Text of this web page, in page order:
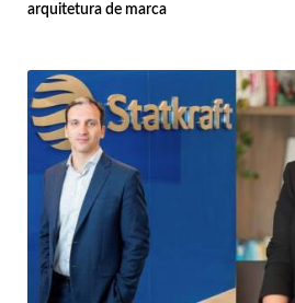
arquitetura de marca